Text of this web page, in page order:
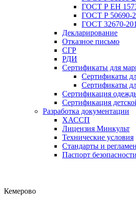
ГОСТ Р ЕН
ГОСТ Р 50690-
ГОСТ 32670-
Декларирование
Отказное письмо
СГР
РДИ
Сертификаты для
Сертификаты
Сертификаты
Сертификация
Сертификация
Разработка документации
ХАССП
Лицензия Минкульт
Технические условия
Стандарты и
Паспорт
Кемерово